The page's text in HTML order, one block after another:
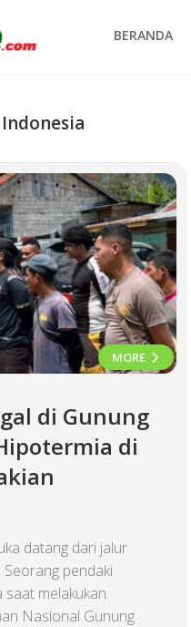
BERANDA
MORE
di Gunung
di
datang dari jalur
pendaki
saat melakukan
Nasional Gunung